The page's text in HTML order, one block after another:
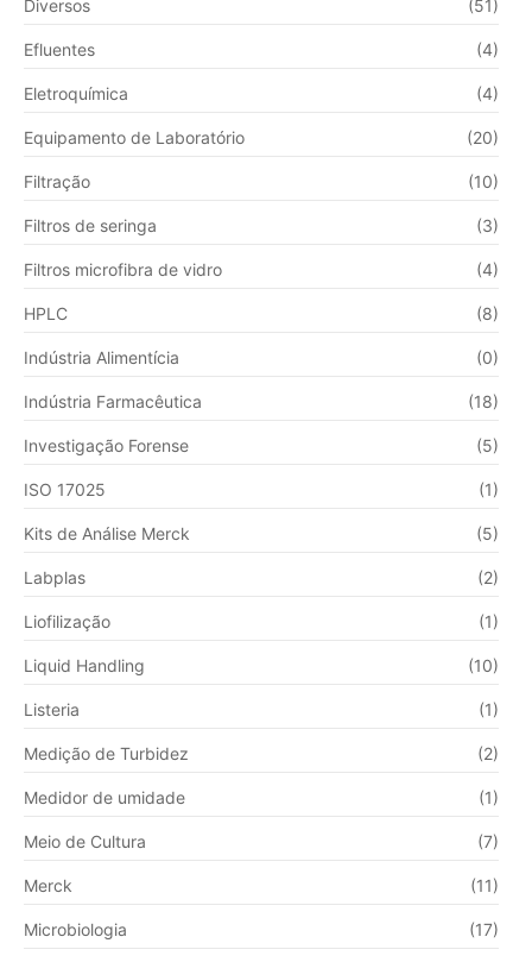
Diversos (51)
Efluentes (4)
Eletroquímica (4)
Equipamento de Laboratório (20)
Filtração (10)
Filtros de seringa (3)
Filtros microfibra de vidro (4)
HPLC (8)
Indústria Alimentícia (0)
Indústria Farmacêutica (18)
Investigação Forense (5)
ISO 17025 (1)
Kits de Análise Merck (5)
Labplas (2)
Liofilização (1)
Liquid Handling (10)
Listeria (1)
Medição de Turbidez (2)
Medidor de umidade (1)
Meio de Cultura (7)
Merck (11)
Microbiologia (17)